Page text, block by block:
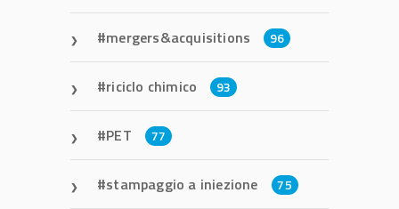
mergers&acquisitions 96
riciclo chimico 93
PET 77
stampaggio a iniezione 75